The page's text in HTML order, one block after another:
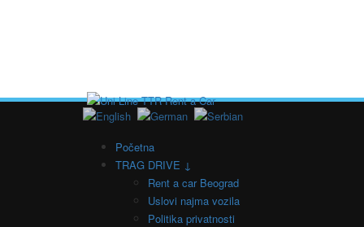
Početna
TRAG DRIVE ↓
Rent a car Beograd
Uslovi najma vozila
Politika privatnosti